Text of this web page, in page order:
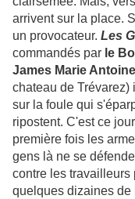
arrivent sur la place.
un provocateur. Les
commandés par le
James Marie
chateau de
sur la foule qui
ripostent. C'est ce
première fois les
gens là ne se
contre les travailleurs
quelques dizaines de